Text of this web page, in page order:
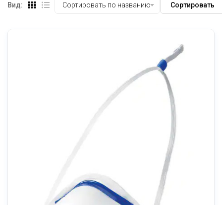
Вид: Сортировать по названию Сортировать